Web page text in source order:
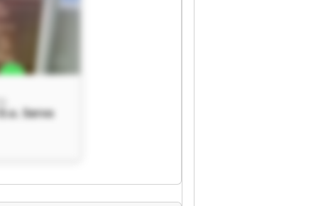
Servo